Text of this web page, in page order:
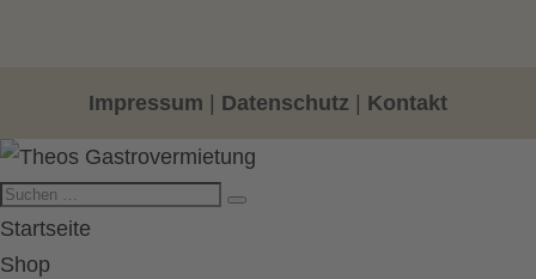
Impressum Datenschutz Kontakt
Startseite
Shop